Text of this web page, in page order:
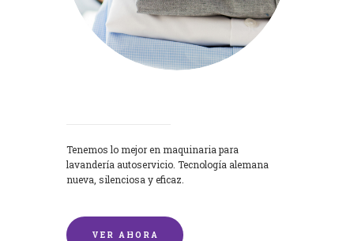
Tenemos lo mejor en maquinaria para
lavandería autoservicio. Tecnología alemana
nueva, silenciosa y eficaz.
VER AHORA